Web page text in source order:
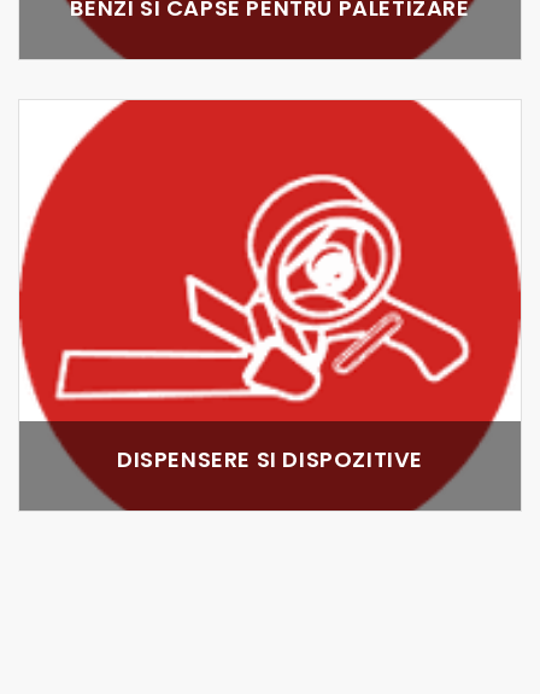
BENZI SI CAPSE PENTRU PALETIZARE
DISPENSERE SI DISPOZITIVE